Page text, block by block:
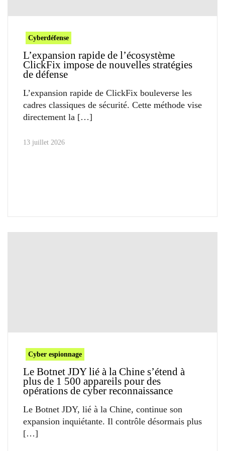
Cyberdéfense
L’expansion rapide de l’écosystème
ClickFix impose de nouvelles stratégies
de défense
L’expansion rapide de ClickFix bouleverse les
cadres classiques de sécurité. Cette méthode vise
directement la
13 juillet 2026
Cyber espionnage
Le Botnet JDY lié à la Chine s’étend à
plus de 1 500 appareils pour des
opérations de cyber reconnaissance
Le Botnet JDY, lié à la Chine, continue son
expansion inquiétante. Il contrôle désormais plus